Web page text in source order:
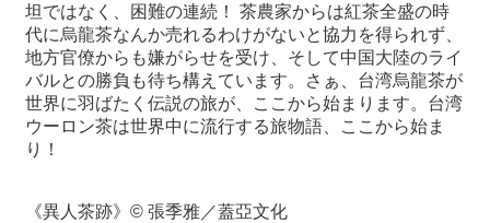
申
込
過
去
行
坦ではなく、困難の連続！ 茶農家からは紅茶全盛の時
代に烏龍茶なんか売れるわけがないと協力を得られず、
地方官僚からも嫌がらせを受け、そして中国大陸のライ
バルとの勝負も待ち構えています。さぁ、台湾烏龍茶が
世界に羽ばたく伝説の旅が、ここから始まります。台湾
ウーロン茶は世界中に流行する旅物語、ここから始ま
り！
《異人茶跡》© 張季雅／蓋亞文化